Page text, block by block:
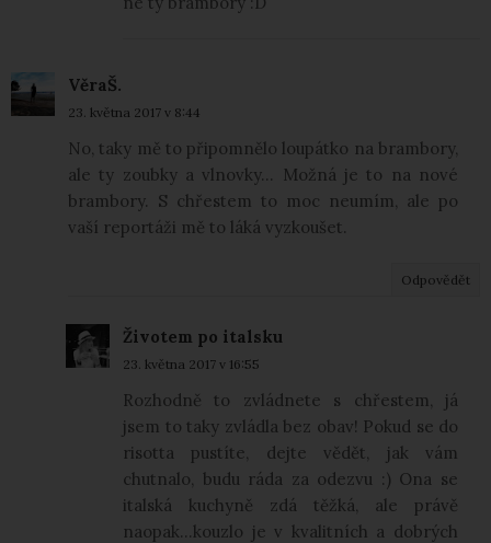
VěraŠ.
23. května 2017 v 8:44
No, taky mě to připomnělo loupátko na brambory,
ale ty zoubky a vlnovky... Možná je to na nové
brambory. S chřestem to moc neumím, ale po
vaší reportáži mě to láká vyzkoušet.
Odpovědět
Životem po italsku
23. května 2017 v 16:55
Rozhodně to zvládnete s chřestem, já
jsem to taky zvládla bez obav! Pokud se do
risotta pustíte, dejte vědět, jak vám
chutnalo, budu ráda za odezvu :) Ona se
italská kuchyně zdá těžká, ale právě
naopak...kouzlo je v kvalitních a dobrých